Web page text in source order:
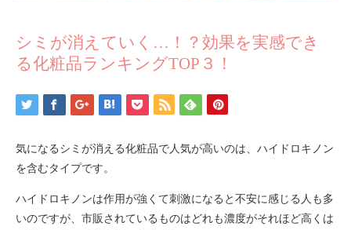
シミが消えていく…！？効果を実感でき
る化粧品ランキングTOP３！
気になるシミが消える化粧品で人気が高いのは、ハイドロキノン
を含むタイプです。
ハイドロキノンは作用が強くて刺激になると不安に感じる人も多
いのですが、市販されているものはどれも濃度がそれほど高くは